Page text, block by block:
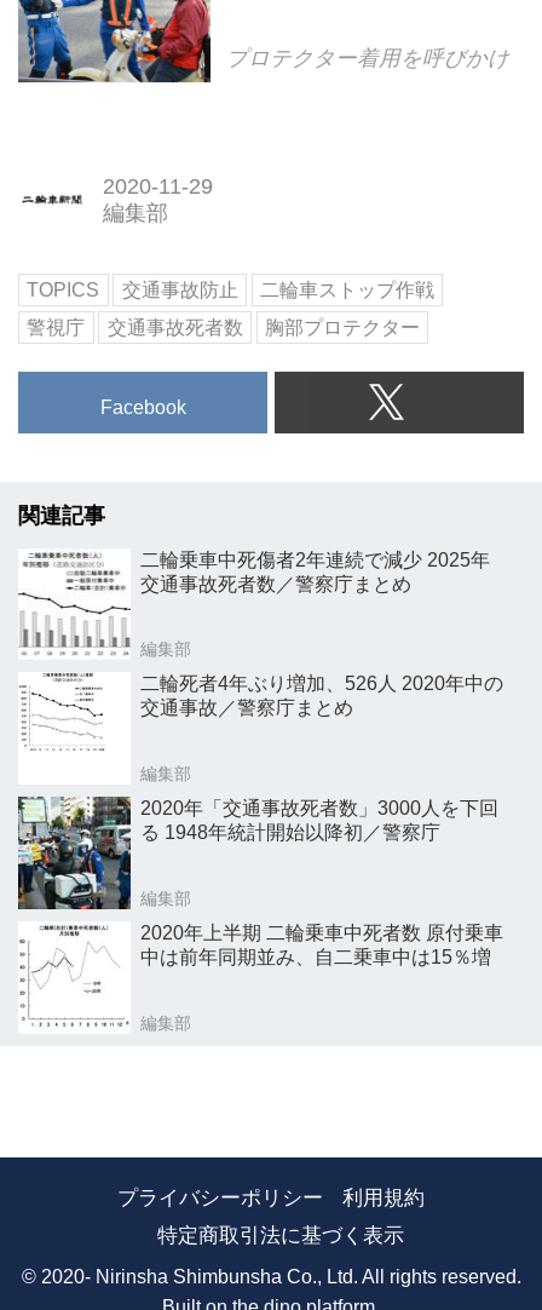
プロテクター着用を呼びかけ
2020-11-29
編集部
TOPICS 交通事故防止
二輪車ストップ作戦
警視庁
交通事故死者数 胸部プロテクター
Facebook
関連記事
二輪乗車中死傷者2年連続で減少 2025年
交通事故死者数／警察庁まとめ
編集部
二輪死者4年ぶり増加、526人 2020年中の
交通事故／警察庁まとめ
編集部
2020年「交通事故死者数」3000人を下回
る 1948年統計開始以降初／警察庁
編集部
2020年上半期 二輪乗車中死者数 原付乗車
中は前年同期並み、自二乗車中は15％増
編集部
プライバシーポリシー
利用規約
特定商取引法に基づく表示
© 2020- Nirinsha Shimbunsha Co., Ltd. All rights reserved.